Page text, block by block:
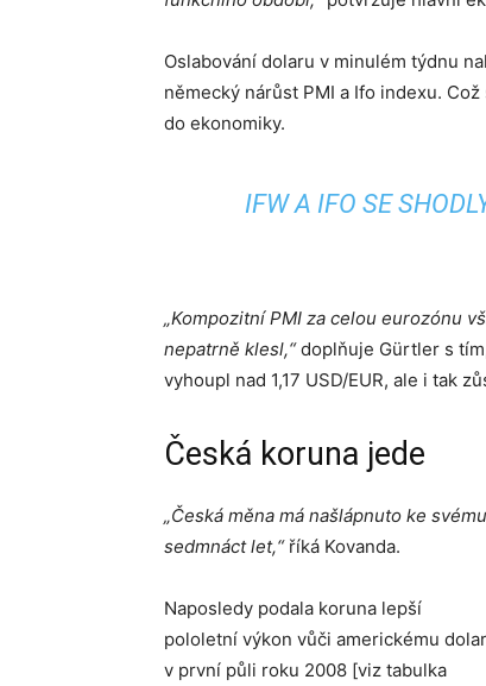
Oslabování dolaru v minulém týdnu
německý nárůst PMI a Ifo indexu.
do ekonomiky.
IFW A IFO SE
„Kompozitní PMI za celou eurozónu
nepatrně klesl,“doplňuje Gürtler s
vyhoupl nad 1,17 USD/EUR, ale i tak
Česká koruna jede
„Česká měna má našlápnuto ke
sedmnáct let,“říká Kovanda.
Naposledy podala koruna lepší
pololetní výkon vůči americkému
v první půli roku 2008 [viz tabulka